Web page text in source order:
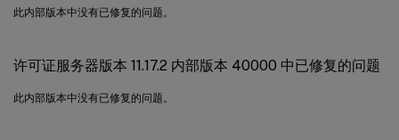
此内部版本中没有已修复的问题。
许可证服务器版本 11.17.2 内部版本 40000 中已修复的问题
此内部版本中没有已修复的问题。